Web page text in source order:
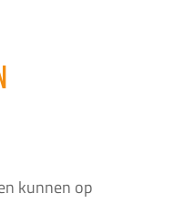
kunnen op